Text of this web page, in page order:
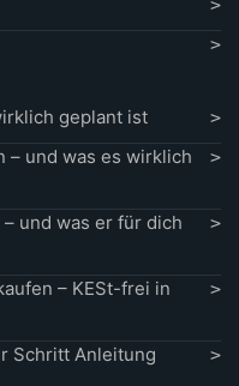
geplant ist
– und was es wirklich
und was er für dich
– KESt-frei in
Schritt Anleitung